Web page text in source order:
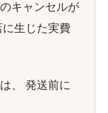
キャンセルが
生じた実費
、 発送前に